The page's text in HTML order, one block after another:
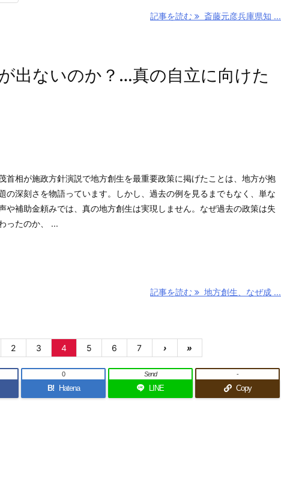
記事を読む 斎藤元彦兵庫県知 ...
出ないのか？…真の自立に向けた
首相が施政方針演説で地方創生を最重要政策に掲げたことは、地方が抱
の深刻さを物語っています。しかし、過去の例を見るまでもなく、単な
や補助金頼みでは、真の地方創生は実現しません。なぜ過去の政策は失
ったのか、 ...
記事を読む 地方創生、なぜ成 ...
2 3 4 5 6 7 › »
B! Hatena
0
LINE
Send
Copy
-